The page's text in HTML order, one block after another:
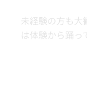
未経験の方も大
は体験から踊っ